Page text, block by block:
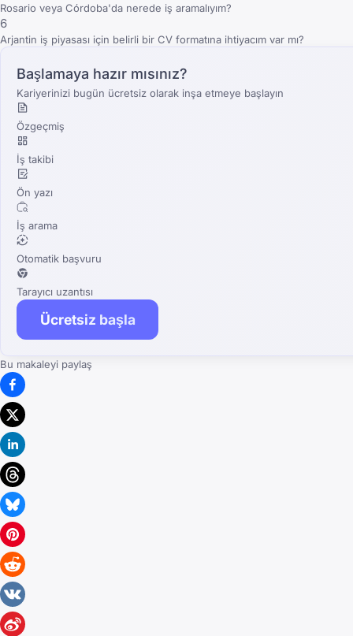
Rosario veya Córdoba'da nerede iş aramalıyım?
6
Arjantin iş piyasası için belirli bir CV formatına ihtiyacım var mı?
Başlamaya hazır mısınız?
Kariyerinizi bugün ücretsiz olarak inşa etmeye başlayın
Özgeçmiş
İş takibi
Ön yazı
İş arama
Otomatik başvuru
Tarayıcı uzantısı
Ücretsiz başla
Bu makaleyi paylaş